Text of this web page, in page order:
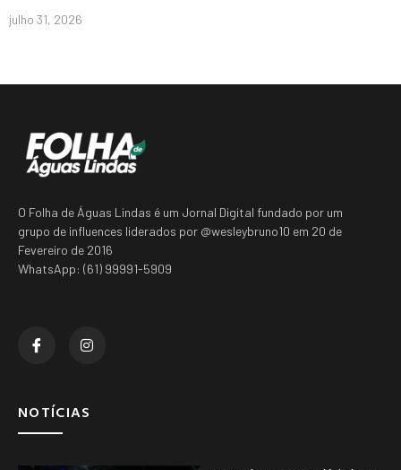
julho 31, 2026
O Folha de Águas Lindas é um Jornal Digital fundado por um
grupo de influences liderados por @wesleybruno10 em 20 de
Fevereiro de 2016
WhatsApp: (61) 99991-5909
NOTÍCIAS